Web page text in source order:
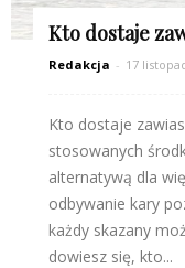
Kto dostaje
Redakcja - 17
Kto dostaje
stosowanych
alternatywą dla
odbywanie kary
każdy skazany
dowiesz się, kto...